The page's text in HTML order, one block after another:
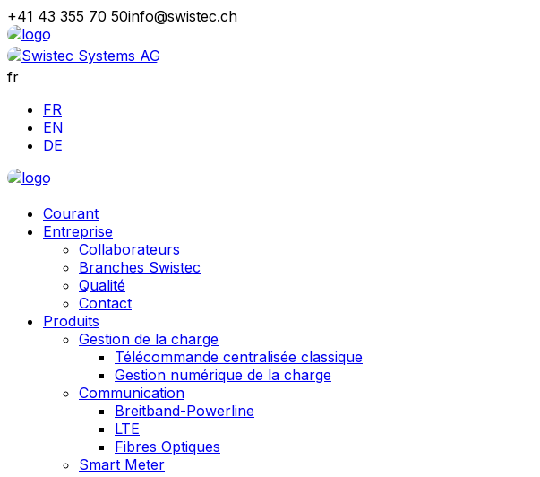
+41 43 355 70 50info@swistec.ch
fr
FR
EN
DE
Courant
Entreprise
Collaborateurs
Branches Swistec
Qualité
Contact
Produits
Gestion de la charge
Télécommande centralisée classique
Gestion numérique de la charge
Communication
Breitband-Powerline
LTE
Fibres Optiques
Smart Meter